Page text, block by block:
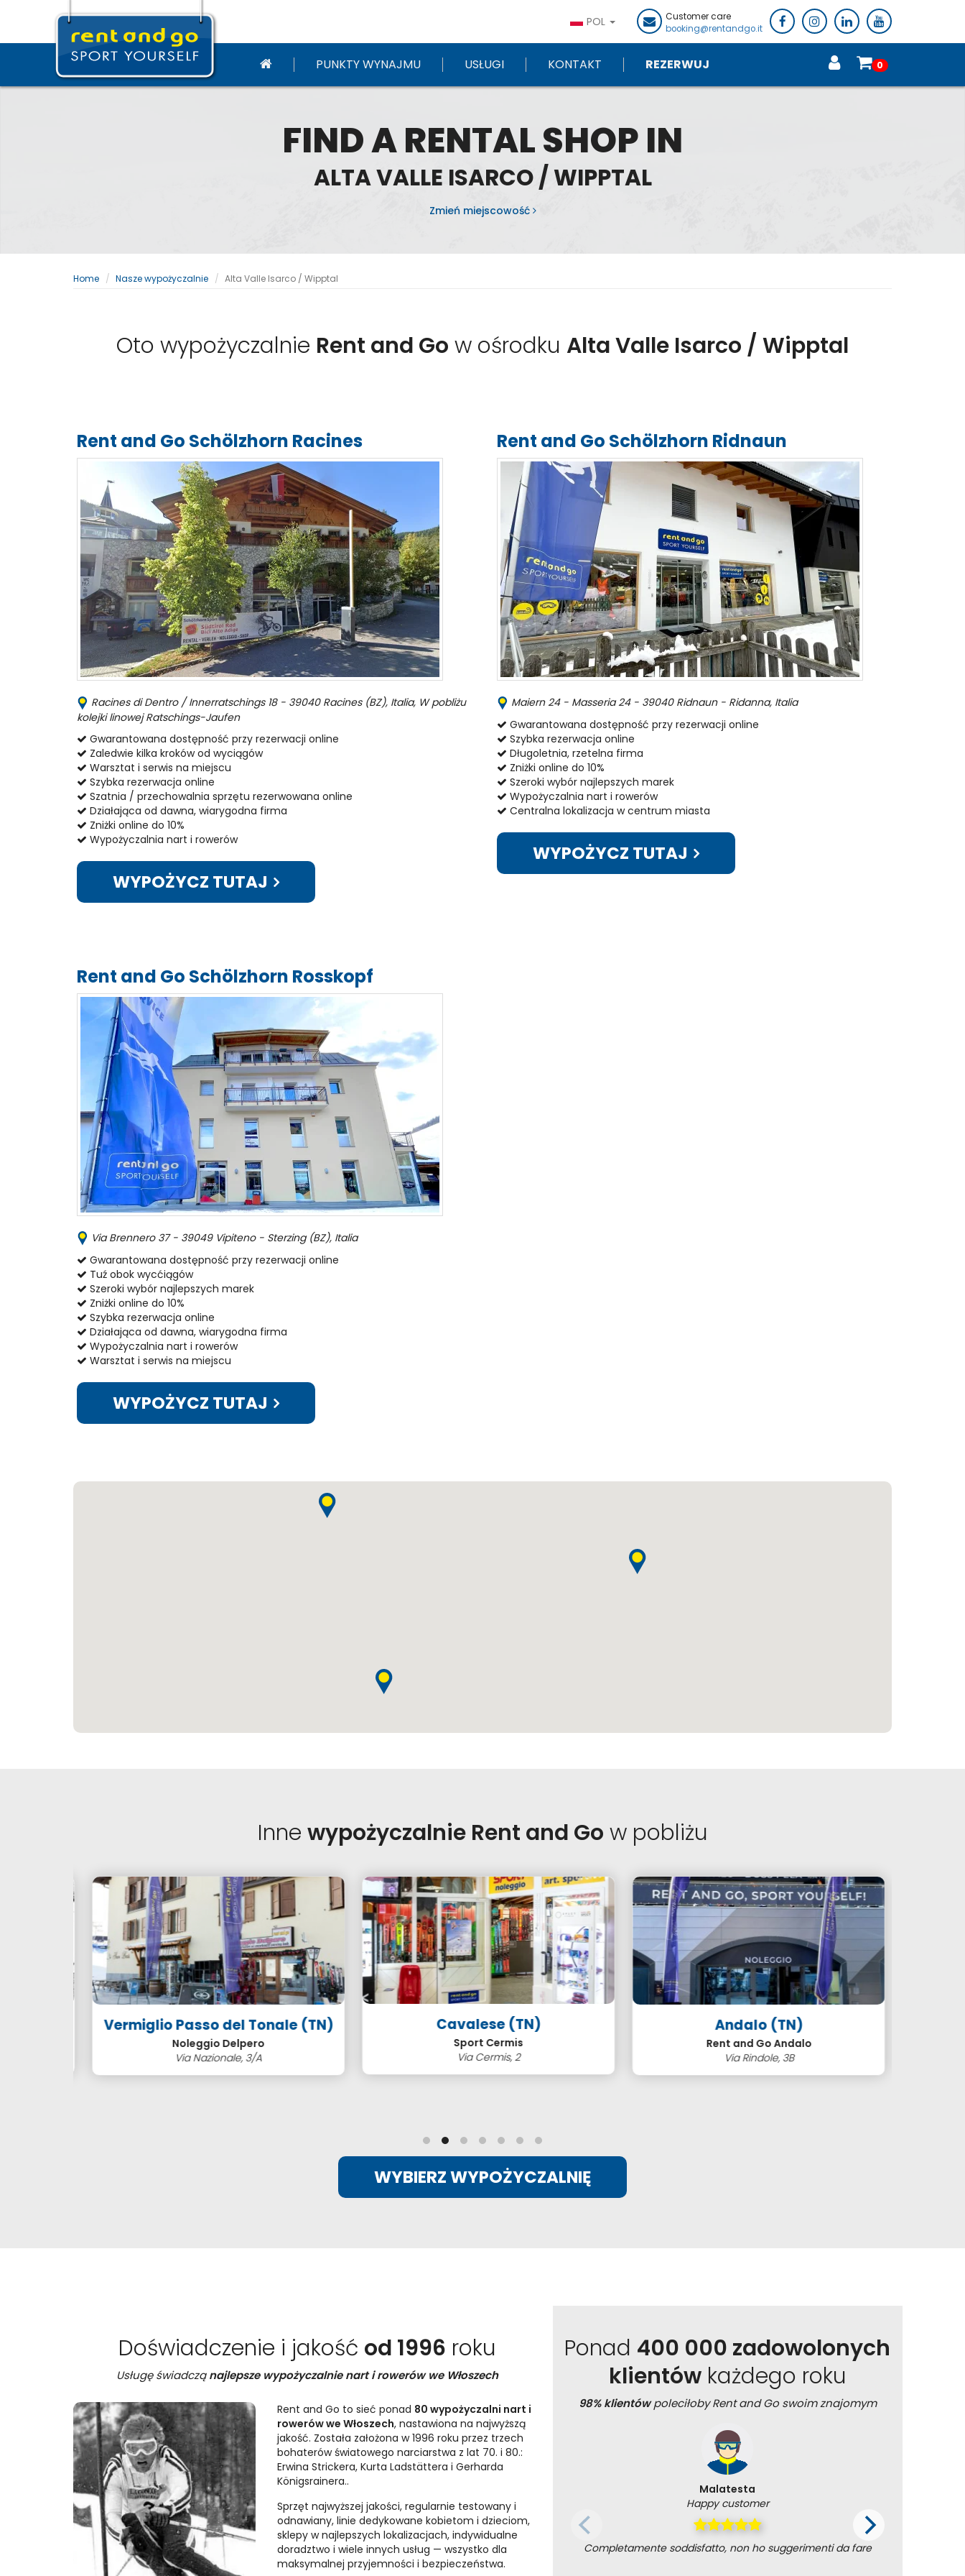
POL
Customer care
booking@rentandgo.it
PUNKTY WYNAJMU USŁUGI KONTAKT REZERWUJ 0
FIND A RENTAL SHOP IN
ALTA VALLE ISARCO / WIPPTAL
Zmień miejscowość
Home Nasze wypożyczalnie Alta Valle Isarco / Wipptal
Oto wypożyczalnie Rent and Go w ośrodku Alta Valle Isarco / Wipptal
Rent and Go Schölzhorn Racines
Racines di Dentro / Innerratschings 18 - 39040 Racines (BZ), Italia, W pobliżu
kolejki linowej Ratschings-Jaufen
Gwarantowana dostępność przy rezerwacji online
Zaledwie kilka kroków od wyciągów
Warsztat i serwis na miejscu
Szybka rezerwacja online
Szatnia / przechowalnia sprzętu rezerwowana online
Działająca od dawna, wiarygodna firma
Zniżki online do 10%
Wypożyczalnia nart i rowerów
WYPOŻYCZ TUTAJ
Rent and Go Schölzhorn Ridnaun
Maiern 24 - Masseria 24 - 39040 Ridnaun - Ridanna, Italia
Gwarantowana dostępność przy rezerwacji online
Szybka rezerwacja online
Długoletnia, rzetelna firma
Zniżki online do 10%
Szeroki wybór najlepszych marek
Wypożyczalnia nart i rowerów
Centralna lokalizacja w centrum miasta
WYPOŻYCZ TUTAJ
Rent and Go Schölzhorn Rosskopf
Via Brennero 37 - 39049 Vipiteno - Sterzing (BZ), Italia
Gwarantowana dostępność przy rezerwacji online
Tuź obok wycćiągów
Szeroki wybór najlepszych marek
Zniżki online do 10%
Szybka rezerwacja online
Działająca od dawna, wiarygodna firma
Wypożyczalnia nart i rowerów
Warsztat i serwis na miejscu
WYPOŻYCZ TUTAJ
Inne wypożyczalnie Rent and Go w pobliżu
Vermiglio Passo del Tonale (TN)
Noleggio Delpero
Via Nazionale, 3/A
Cavalese (TN)
Sport Cermis
Via Cermis, 2
Andalo (TN)
Rent and Go Andalo
Via Rindole, 3B
WYBIERZ WYPOŻYCZALNIĘ
Ponad 400 000 zadowolonych
klientówkażdego roku
98% klientówpoleciłoby Rent and Go swoim znajomym
Malatesta
Happy customer
Completamente soddisfatto, non ho suggerimenti da fare
Doświadczenie i jakość od 1996 roku
Usługę świadcząnajlepsze wypożyczalnie nart i rowerów we Włoszech
Rent and Go to sieć ponad 80 wypożyczalni nart i
rowerów we Włoszech, nastawiona na najwyższą
jakość. Została założona w 1996 roku przez trzech
bohaterów światowego narciarstwa z lat 70. i 80.:
Erwina Strickera, Kurta Ladstättera i Gerharda
Königsrainera..
Sprzęt najwyższej jakości, regularnie testowany i
odnawiany, linie dedykowane kobietom i dzieciom,
sklepy w najlepszych lokalizacjach, indywidualne
doradztwo i wiele innych usług — wszystko dla
maksymalnej przyjemności i bezpieczeństwa.